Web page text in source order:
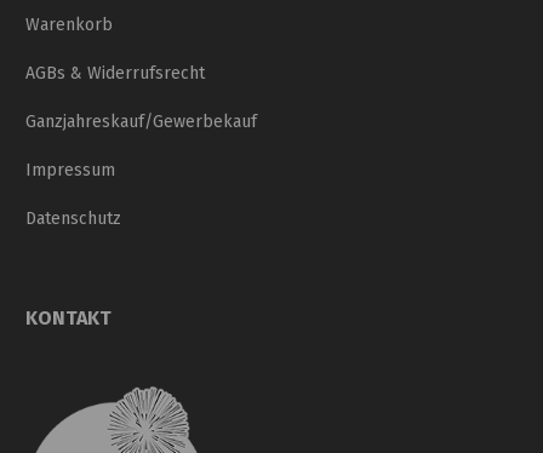
Warenkorb
AGBs & Widerrufsrecht
Ganzjahreskauf/Gewerbekauf
Impressum
Datenschutz
KONTAKT